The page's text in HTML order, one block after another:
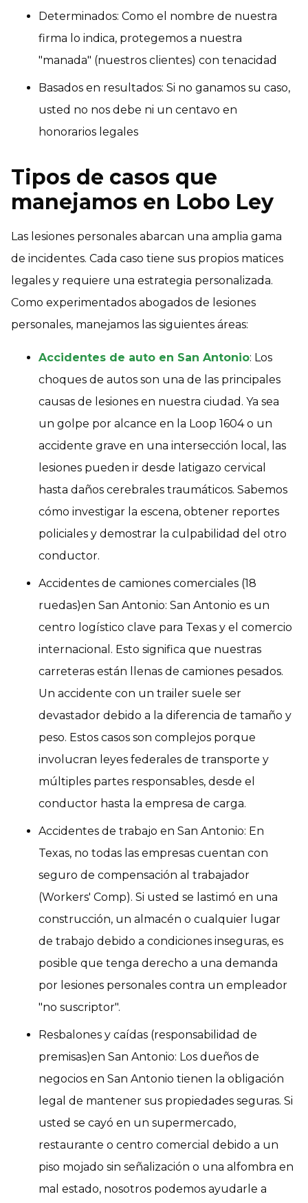
Determinados: Como el nombre de nuestra
firma lo indica, protegemos a nuestra
"manada" (nuestros clientes) con tenacidad
Basados en resultados: Si no ganamos su caso,
usted no nos debe ni un centavo en
honorarios legales
Tipos de casos que
manejamos en Lobo Ley
Las lesiones personales abarcan una amplia gama
de incidentes. Cada caso tiene sus propios matices
legales y requiere una estrategia personalizada.
Como experimentados abogados de lesiones
personales, manejamos las siguientes áreas:
Accidentes de auto en San Antonio: Los
choques de autos son una de las principales
causas de lesiones en nuestra ciudad. Ya sea
un golpe por alcance en la Loop 1604 o un
accidente grave en una intersección local, las
lesiones pueden ir desde latigazo cervical
hasta daños cerebrales traumáticos. Sabemos
cómo investigar la escena, obtener reportes
policiales y demostrar la culpabilidad del otro
conductor.
Accidentes de camiones comerciales (18
ruedas)en San Antonio: San Antonio es un
centro logístico clave para Texas y el comercio
internacional. Esto significa que nuestras
carreteras están llenas de camiones pesados.
Un accidente con un trailer suele ser
devastador debido a la diferencia de tamaño y
peso. Estos casos son complejos porque
involucran leyes federales de transporte y
múltiples partes responsables, desde el
conductor hasta la empresa de carga.
Accidentes de trabajo en San Antonio: En
Texas, no todas las empresas cuentan con
seguro de compensación al trabajador
(Workers' Comp). Si usted se lastimó en una
construcción, un almacén o cualquier lugar
de trabajo debido a condiciones inseguras, es
posible que tenga derecho a una demanda
por lesiones personales contra un empleador
"no suscriptor".
Resbalones y caídas (responsabilidad de
premisas)en San Antonio: Los dueños de
negocios en San Antonio tienen la obligación
legal de mantener sus propiedades seguras. Si
usted se cayó en un supermercado,
restaurante o centro comercial debido a un
piso mojado sin señalización o una alfombra en
mal estado, nosotros podemos ayudarle a